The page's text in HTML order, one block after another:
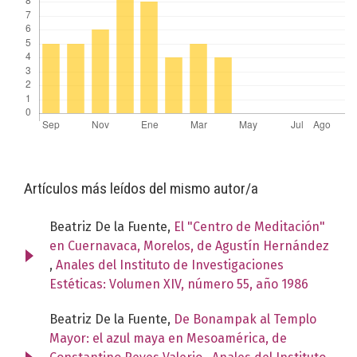
Artículos más leídos del mismo autor/a
Beatriz De la Fuente, El "Centro de Meditación"
en Cuernavaca, Morelos, de Agustín Hernández
, Anales del Instituto de Investigaciones
Estéticas: Volumen XIV, número 55, año 1986
Beatriz De la Fuente, De Bonampak al Templo
Mayor: el azul maya en Mesoamérica, de